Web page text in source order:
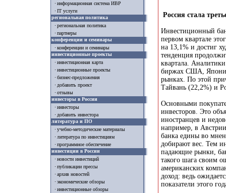
информационная система ИВР
IT услуги
региональная политика
региональная политика
партнеры
конференции и семинары
конференции и семинары
инвестиционные проекты
инвестиционная карта
инвестиционные проекты
бизнес-предложения
добавить проект
отзывы
инвесторы в России
инвесторы
добавить инвестора
литература и ПО
учебно-методические материалы
литература по инвестициям
программное обеспечение
инвестиции в России
новости инвестиций
публикации прессы
архив новостей
экономические обзоры
инвестиционные обзоры
Россия стала
Инвестиционный
первом квартале
на 13,1% и достиг
тенденция
квартала.
биржах США,
рынках. По этой
Тайвань (22,2%) и
Основными
инвесторов. Это
иностранцев и
например, в
банка едины во
добирают вес. Тем
падающие рынки,
такого шага своим
американских
доход: ведь
показатели этого